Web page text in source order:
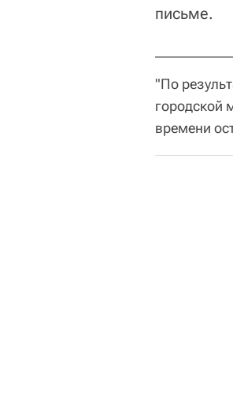
письме.
"По
городской
времени